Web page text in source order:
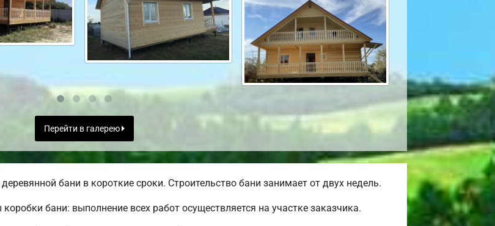
Перейти в галерею
бани в короткие сроки. Строительство бани занимает от двух недель.
бани: выполнение всех работ осуществляется на участке заказчика.